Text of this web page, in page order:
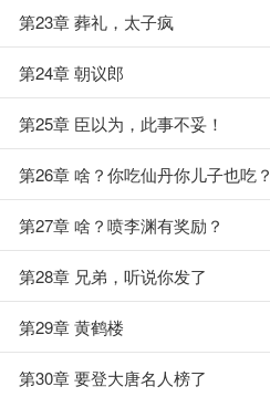
第23章 葬礼，太子疯
第24章 朝议郎
第25章 臣以为，此事不妥！
第26章 啥？你吃仙丹你儿子也吃？
第27章 啥？喷李渊有奖励？
第28章 兄弟，听说你发了
第29章 黄鹤楼
第30章 要登大唐名人榜了